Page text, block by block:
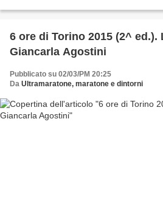
6 ore di Torino 2015 (2^ ed.).
Giancarla Agostini
Pubblicato su 02/03/PM 20:25
Da Ultramaratone, maratone e dintorni